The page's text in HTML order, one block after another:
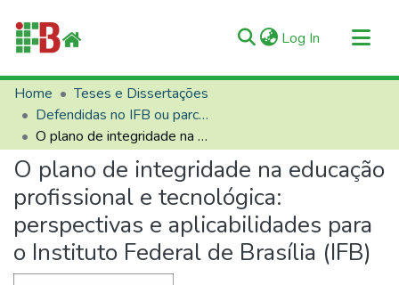
Log In (current)
Communities & Collections
All of RIIFB
Manuals and Terms
Statistics
About RIIFB
Help
Contacts
Home
Teses e Dissertações
Defendidas no IFB ou parceiros
O plano de integridade na educação profissional e tecnológica: perspectivas e aplicabilidades para o Instituto Federal de Brasília (IFB)
O plano de integridade na educação
profissional e tecnológica:
perspectivas e aplicabilidades para
o Instituto Federal de Brasília (IFB)